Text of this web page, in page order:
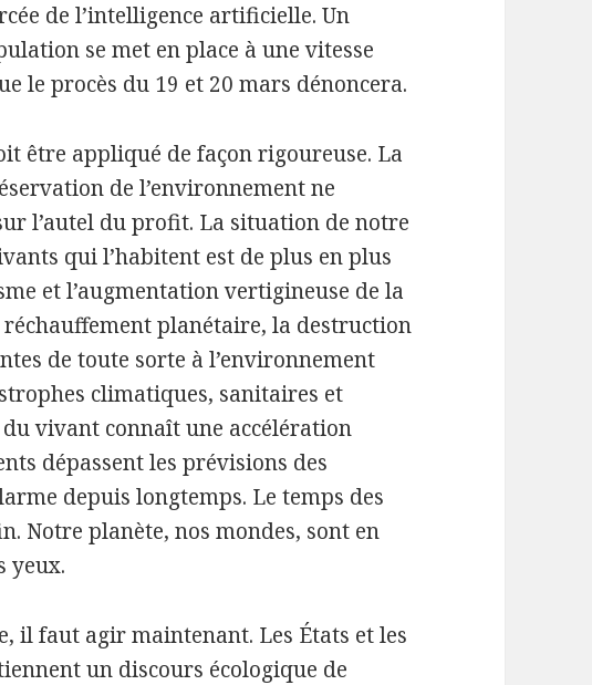
de l’intelligence artificielle. Un
se met en place à une vitesse
le procès du 19 et 20 mars dénoncera.
être appliqué de façon rigoureuse. La
de l’environnement ne
l’autel du profit. La situation de notre
qui l’habitent est de plus en plus
et l’augmentation vertigineuse de la
réchauffement planétaire, la destruction
de toute sorte à l’environnement
climatiques, sanitaires et
vivant connaît une accélération
dépassent les prévisions des
depuis longtemps. Le temps des
Notre planète, nos mondes, sont en
yeux.
il faut agir maintenant. Les États et les
un discours écologique de